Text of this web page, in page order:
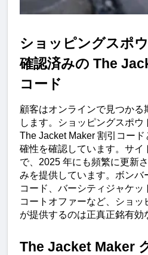
ショッピングスポ
確認済みの The
コード
顧客はオンラインで見つかる
します。ショッピングスポ
The Jacket Maker 割引コー
確性を確認しています。サイ
で、2025 年にも頻繁に更新
みを提供しています。ボンバ
コード、バーシティジャケ
コートオファーなど、ショッ
が提供するのは正真正銘有効
The Jacket Maker